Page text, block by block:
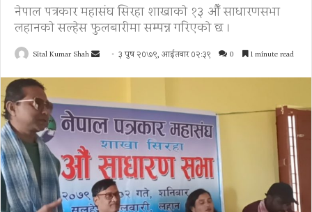
नेपाल पत्रकार महासंघ सिरहा शाखाकाे १३ औँ साधारणसभा
लहानकाे सल्हेस फुलबारीमा सम्पन्न गरिएको छ ।
Sital Kumar Shah
Send ३ पुष २०७९, आईतवार ०२:३९ 0 1 minute read